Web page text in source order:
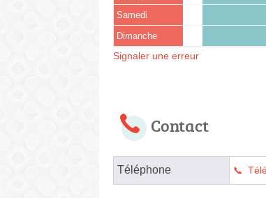
Samedi
Dimanche
Signaler une erreur
Contact
Téléphone